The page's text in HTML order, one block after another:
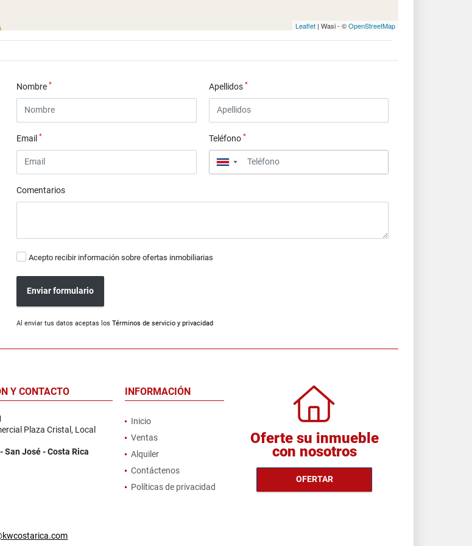
Leaflet | Wasi - ©OpenStreetMap
Nombre* Apellidos *
Email* Teléfono *
▼
Comentarios
Acepto recibir información sobre ofertas inmobiliarias
Enviar formulario
Al enviar tus datos aceptas losTérminos de servicio y privacidad
Y CONTACTO
Plaza Cristal, Local
San José - Costa Rica
INFORMACIÓN
Inicio
Ventas
Alquiler
Contáctenos
Políticas de privacidad
Oferte su inmueble
con nosotros
OFERTAR